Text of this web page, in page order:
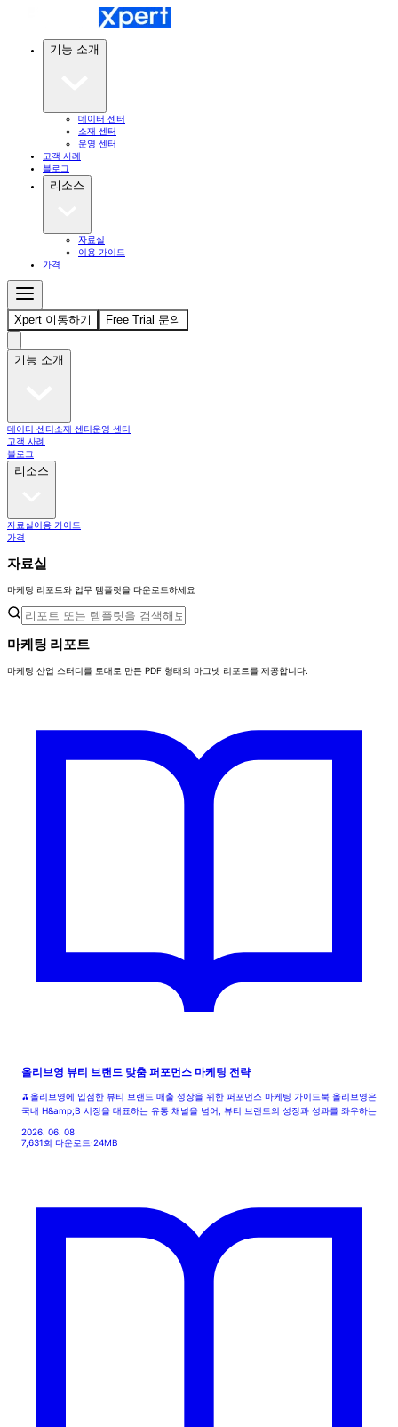
기능 소개
데이터 센터
소재 센터
운영 센터
고객 사례
블로그
리소스
자료실
이용 가이드
가격
Xpert 이동하기 Free Trial 문의
기능 소개
데이터 센터소재 센터운영 센터
고객 사례
블로그
리소스
자료실이용 가이드
가격
자료실
마케팅 리포트와 업무 템플릿을 다운로드하세요
마케팅 리포트
마케팅 산업 스터디를 토대로 만든 PDF 형태의 마그넷 리포트를 제공합니다.
올리브영 뷰티 브랜드 맞춤 퍼포먼스 마케팅 전략
🫒올리브영에 입점한 뷰티 브랜드 매출 성장을 위한 퍼포먼스 마케팅 가이드북 올리브영은
국내 H&amp;B 시장을 대표하는 유통 채널을 넘어, 뷰티 브랜드의 성장과 성과를 좌우하는
2026. 06. 08
7,631회 다운로드·24MB